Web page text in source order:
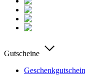
Gutscheine